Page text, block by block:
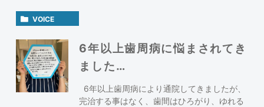
VOICE
6年以上歯周病に悩まされてき
ました…
6年以上歯周病により通院してきましたが、
完治する事はなく、歯間はひろがり、ゆれる